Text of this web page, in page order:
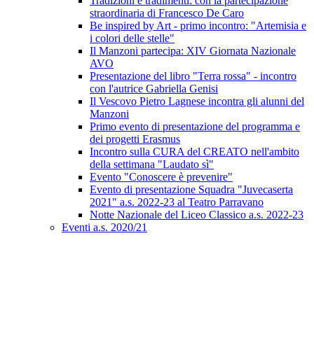
straordinaria di Francesco De Caro
Be inspired by Art - primo incontro: "Artemisia e
i colori delle stelle"
Il Manzoni partecipa: XIV Giornata Nazionale
AVO
Presentazione del libro "Terra rossa" - incontro
con l'autrice Gabriella Genisi
Il Vescovo Pietro Lagnese incontra gli alunni del
Manzoni
Primo evento di presentazione del programma e
dei progetti Erasmus
Incontro sulla CURA del CREATO nell'ambito
della settimana "Laudato sì"
Evento "Conoscere è prevenire"
Evento di presentazione Squadra "Juvecaserta
2021" a.s. 2022-23 al Teatro Parravano
Notte Nazionale del Liceo Classico a.s. 2022-23
Eventi a.s. 2020/21